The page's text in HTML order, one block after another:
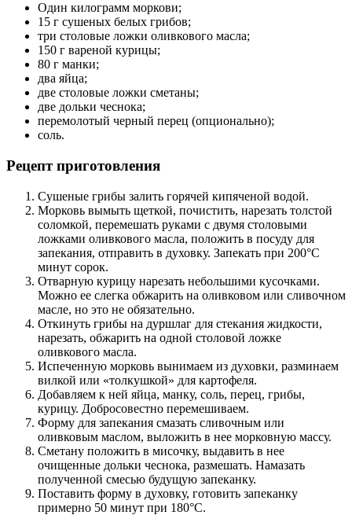
Один килограмм моркови;
15 г сушеных белых грибов;
три столовые ложки оливкового масла;
150 г вареной курицы;
80 г манки;
два яйца;
две столовые ложки сметаны;
две дольки чеснока;
перемолотый черный перец (опционально);
соль.
Рецепт приготовления
Сушеные грибы залить горячей кипяченой водой.
Морковь вымыть щеткой, почистить, нарезать толстой
соломкой, перемешать руками с двумя столовыми
ложками оливкового масла, положить в посуду для
запекания, отправить в духовку. Запекать при 200°С
минут сорок.
Отварную курицу нарезать небольшими кусочками.
Можно ее слегка обжарить на оливковом или сливочном
масле, но это не обязательно.
Откинуть грибы на дуршлаг для стекания жидкости,
нарезать, обжарить на одной столовой ложке
оливкового масла.
Испеченную морковь вынимаем из духовки, разминаем
вилкой или «толкушкой» для картофеля.
Добавляем к ней яйца, манку, соль, перец, грибы,
курицу. Добросовестно перемешиваем.
Форму для запекания смазать сливочным или
оливковым маслом, выложить в нее морковную массу.
Сметану положить в мисочку, выдавить в нее
очищенные дольки чеснока, размешать. Намазать
полученной смесью будущую запеканку.
Поставить форму в духовку, готовить запеканку
примерно 50 минут при 180°С.